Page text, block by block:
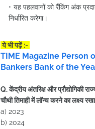
यह पहलवानों को रैंकिंग अंक
निर्धारित करेगा।
ये भी पढ़ें :-
TIME Magazine Person
Bankers Bank of the
Q. केंद्रीय अंतरिक्ष और प्रौद्योगिकी
चौथी तिमाही में लॉन्च करने का लक्ष्य
a) 2023
b) 2024